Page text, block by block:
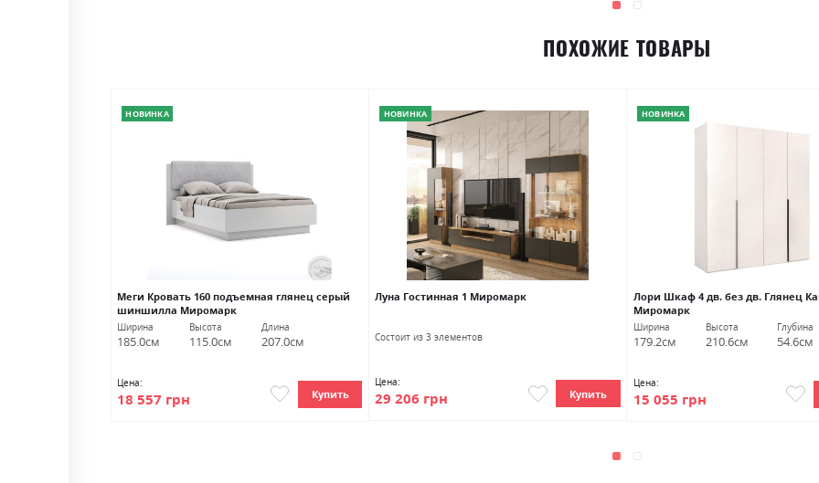
ПОХОЖИЕ ТОВАРЫ
НОВИНКА
Меги Кровать 160 подъемная глянец серый
шиншилла Миромарк
Ширина
185.0см
Высота
115.0см
Длина
207.0см
Цена:
18 557 грн Купить
НОВИНКА
Луна Гостинная 1 Миромарк
Состоит из 3 элементов
Цена:
29 206 грн Купить
НОВИНКА
Лори Шкаф 4 дв. без дв. Глянец
Миромарк
Ширина
179.2см
Высота
210.6см
Глубина
54.6см
Цена:
15 055 грн